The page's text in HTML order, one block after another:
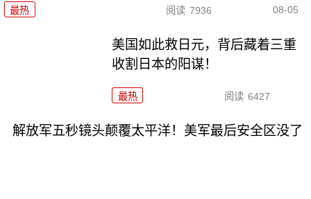
最热 阅读 7936 08-05
美国如此救日元，背后藏着三重
收割日本的阳谋！
最热 阅读 6427
解放军五秒镜头颠覆太平洋！美军最后安全区没了